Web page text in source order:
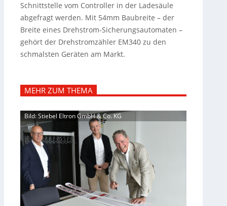
Schnittstelle vom Controller in der Ladesäule
abgefragt werden. Mit 54mm Baubreite – der
Breite eines Drehstrom-Sicherungsautomaten –
gehört der Drehstromzähler EM340 zu den
schmalsten Geräten am Markt.
MEHR ZUM THEMA
Bild: Stiebel Eltron GmbH & Co. KG